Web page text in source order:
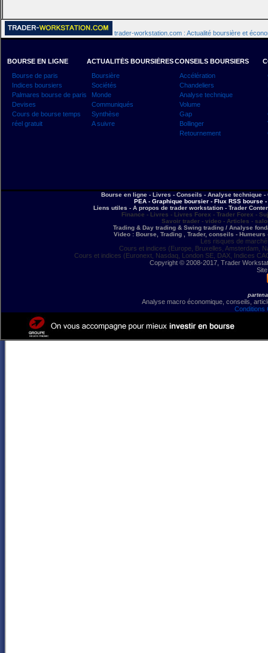
trader-workstation.com : Actualité boursière et
BOURSE EN LIGNE
Bourse de paris
Indices boursiers
Palmares bourse de paris
Devises
Cours de bourse temps
réel gratuit
ACTUALITÉS BOURSIÈRES
Boursière
Sociétés
Monde
Communiqués
Synthèse
A suivre
CONSEILS BOURSIERS
Accélération
Chandeliers
Analyse technique
Volume
Gap
Bollinger
Retournement
Bourse en ligne - Livres - Conseils - Analyse technique
PEA - Graphique boursier - Flux RSS bourse
Liens utiles - A propos de trader workstation - Trader
Finance - Livres - Livres Forex - Trader Forex -
Savoir trader - video - Articles -
Trading & Day trading & Swing trading / Analyse
Video : Bourse, Trading , Trader, conseils -
Les risques de
Cours et indices (Europe, Bruxelles, Amsterdam,
Cours et indices (Euronext, Nasdaq, London SE, DAX, Indices
Copyright © 2008-2017, Trader
Analyse macro économique, conseils,
Conditions